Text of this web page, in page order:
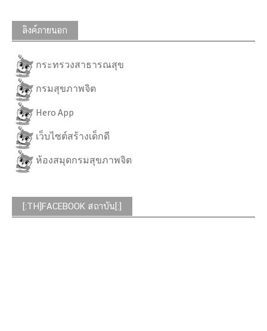
ลิงค์ภายนอก
กระทรวงสาธารณสุข
กรมสุขภาพจิต
Hero App
เว็บไซต์สร้างเด็กดี
ห้องสมุดกรมสุขภาพจิต
[:TH]FACEBOOK สถาบัน[:]